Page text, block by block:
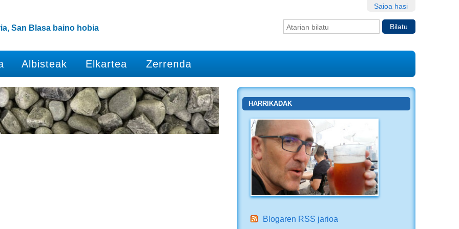
Saioa hasi
Bilatu atarian
San Blasa baino hobia
Albisteak Elkartea Zerrenda
HARRIKADAK
Blogaren RSS jarioa